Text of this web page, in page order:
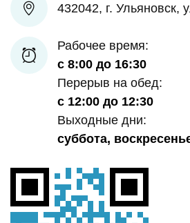
432042, г. Ульяновск,
Рабочее время:
с 8:00 до 16:30
Перерыв на обед:
с 12:00 до 12:30
Выходные дни:
суббота,